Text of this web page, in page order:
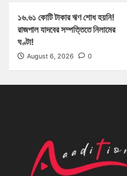
১৬.৬১ কোটি টাকার ঋণ শোধ হয়নি!
রাজপাল যাদবের সম্পত্তিতে নিলামের
ঘণ্টা!
August 6, 2026 0